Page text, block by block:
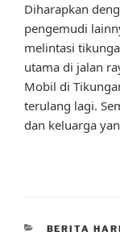
Diharapkan
pengemudi
melintasi
utama di jalan
Mobil di
terulang lagi.
dan keluarga
CATEGORIES
BERITA